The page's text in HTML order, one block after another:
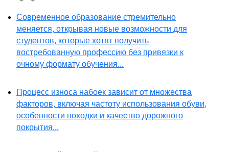
Современное образование стремительно
меняется, открывая новые возможности для
студентов, которые хотят получить
востребованную профессию без привязки к
очному формату обучения...
Процесс износа набоек зависит от множества
факторов, включая частоту использования обуви,
особенности походки и качество дорожного
покрытия...